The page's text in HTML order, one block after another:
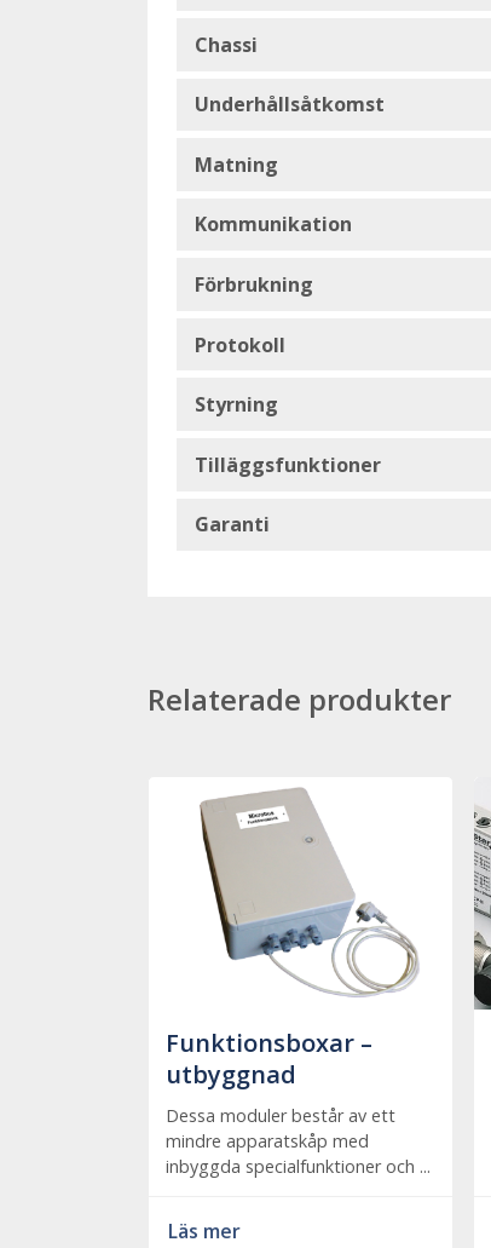
Chassi
Underhållsåtkomst
Matning
Kommunikation
Förbrukning
Protokoll
Styrning
Tilläggsfunktioner
Garanti
Relaterade produkter
Funktionsboxar –
utbyggnad
Dessa moduler består av ett
mindre apparatskåp med
inbyggda specialfunktioner och ...
Läs mer